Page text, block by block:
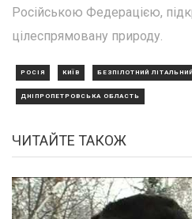
Російською Федерацією,
цілеспрямовану природу.
РОСІЯ КИЇВ БЕЗПІЛОТНИЙ
ДНІПРОПЕТРОВСЬКА ОБЛАСТЬ
ЧИТАЙТЕ ТАКОЖ